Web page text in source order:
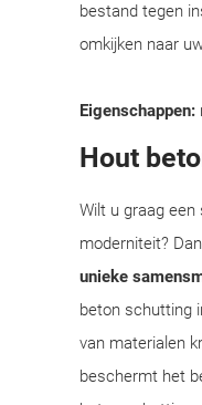
bestand tegen
omkijken naar
Eigenschappen:
Hout
Wilt u graag
moderniteit?
unieke
beton schutting
van materialen
beschermt het